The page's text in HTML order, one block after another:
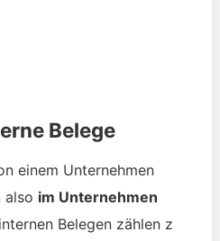
Belege
einem Unternehmen
also im Unternehmen
Belegen zählen z